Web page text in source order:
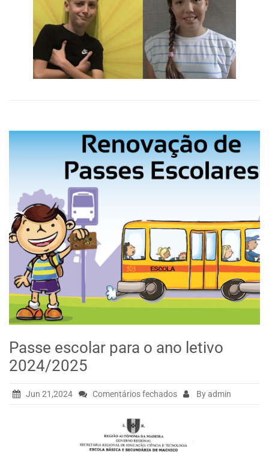
Passe escolar para o ano letivo
2024/2025
Jun 21,2024 Comentários fechadosem
ano
By admin